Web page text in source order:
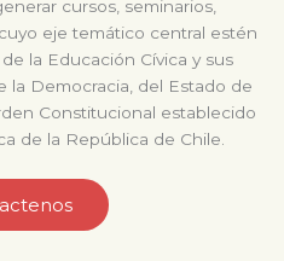
cursos, seminarios,
eje temático central estén
la Educación Cívica y sus
la Democracia, del Estado de
Constitucional establecido
de la República de Chile.